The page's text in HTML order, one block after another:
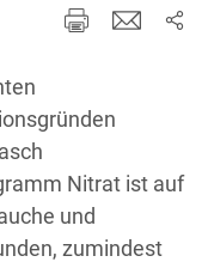
Nitrat ist auf
und
zumindest